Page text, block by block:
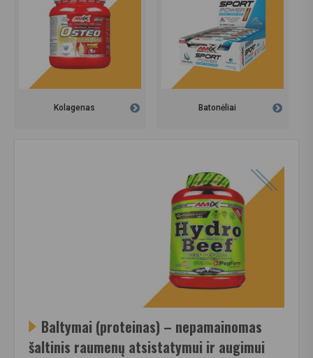
Kolagenas Batonėliai
Baltymai (proteinas) – nepamainomas
šaltinis raumenų atsistatymui ir augimui